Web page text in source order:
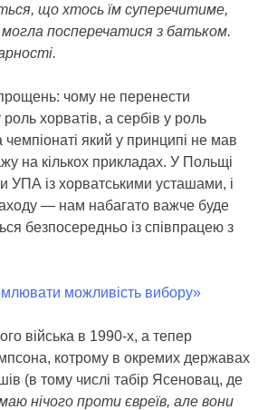
що хтось їм суперечитиме,
посперечатися з батьком.
чому не перенести
роль хорватів, а сербів у роль
який у принципі не мав
на кількох прикладах. У Польщі
УПА із хорватськими усташами, і
— нам набагато важче буде
безпосередньо із співпрацею з
можливість вибору»
війська в 1990-х, а тепер
котрому в окремих державах
(в тому числі табір Ясеновац, де
нічого проти євреїв, але вони